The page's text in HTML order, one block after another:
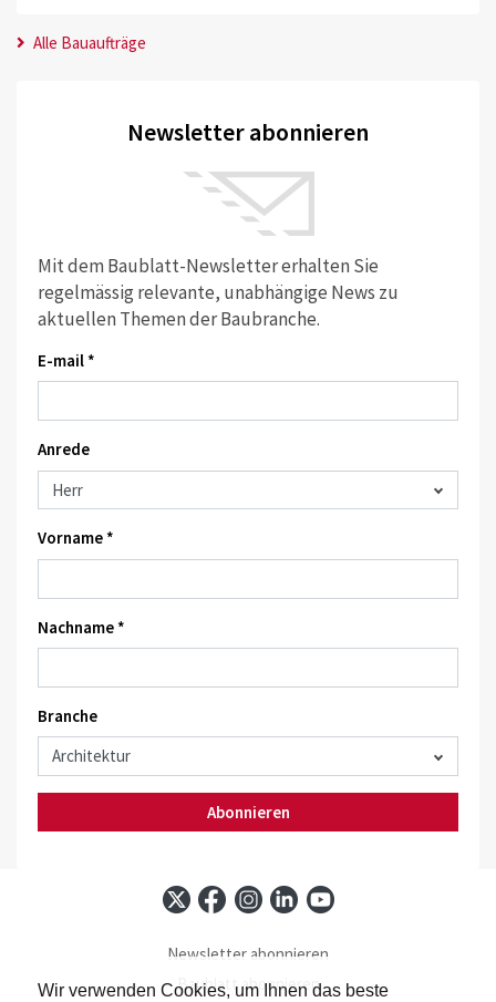
Wir verwenden Cookies, um Ihnen das beste
Alle Bauaufträge
Newsletter abonnieren
Mit dem Baublatt-Newsletter erhalten Sie
regelmässig relevante, unabhängige News zu
aktuellen Themen der Baubranche.
E-mail *
Anrede
Vorname *
Nachname *
Branche
Abonnieren
Newsletter abonnieren
Baublatt abonnieren